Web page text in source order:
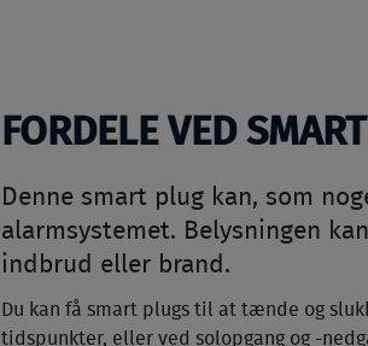
FORDELE VED
Denne smart plug kan, som
alarmsystemet. Belysningen
indbrud eller brand.
Du kan få smart plugs til at tænde og
tidspunkter, eller ved solopgang og -